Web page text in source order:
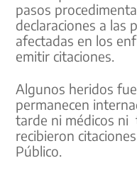
pasos
declaraciones a las
afectadas en los
emitir citaciones.
Algunos heridos
permanecen
tarde ni médicos ni
recibieron
Público.